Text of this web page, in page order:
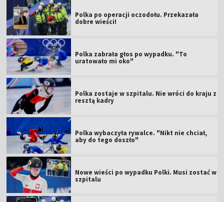
Polka po operacji oczodołu. Przekazała
dobre wieści!
Polka zabrała głos po wypadku. "To
uratowało mi oko"
Polka zostaje w szpitalu. Nie wróci do kraju z
resztą kadry
Polka wybaczyła rywalce. "Nikt nie chciał,
aby do tego doszło"
Nowe wieści po wypadku Polki. Musi zostać w
szpitalu